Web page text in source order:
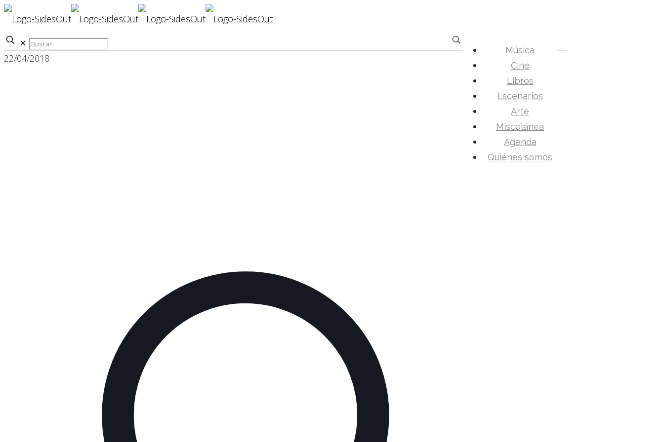
Música
Cine
Libros
Escenarios
Arte
Miscelánea
Agenda
Quiénes somos
✕
22/04/2018